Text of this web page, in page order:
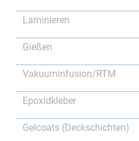
Laminieren
Gießen
Vakuuminfusion/RTM
Epoxidkleber
Gelcoats (Deckschichten)